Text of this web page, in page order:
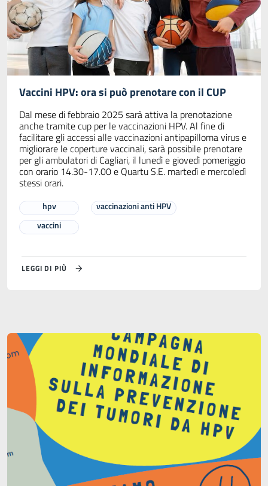
Vaccini HPV: ora si può prenotare con il CUP
Dal mese di febbraio 2025 sarà attiva la prenotazione
anche tramite cup per le vaccinazioni HPV. Al fine di
facilitare gli accessi alle vaccinazioni antipapilloma virus e
migliorare le coperture vaccinali, sarà possibile prenotare
per gli ambulatori di Cagliari, il lunedì e giovedì pomeriggio
con orario 14.30-17.00 e Quartu S.E. martedì e mercoledì
stessi orari.
hpv
vaccinazioni anti HPV
vaccini
LEGGI DI PIÙ